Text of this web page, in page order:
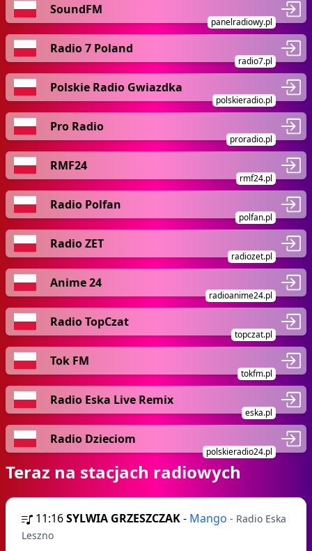
SoundFM
panelradiowy.pl
Radio 7 Poland
radio7.pl
Polskie Radio Gwiazdka
polskieradio.pl
Pro Radio
proradio.pl
RMF24
rmf24.pl
Radio Polfan
polfan.pl
Radio ZET
radiozet.pl
Anime 24
radioanime24.pl
Radio TopCzat
topczat.pl
Tok FM
tokfm.pl
Radio Eska Live Remix
eska.pl
Radio Dzieciom
polskieradio24.pl
Teraz na stacjach radiowych
11:16SYLWIA GRZESZCZAK- Mango - Radio Eska
Leszno